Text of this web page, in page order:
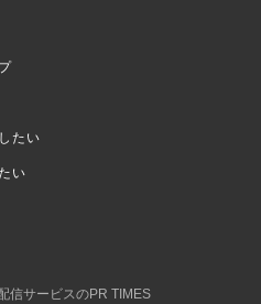
たい
い
信サービスのPR TIMES